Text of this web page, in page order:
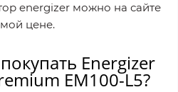
energizer можно на сайте
цене.
Energizer
EM100-L5?